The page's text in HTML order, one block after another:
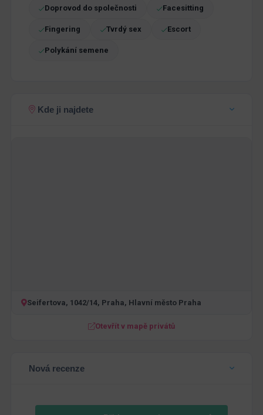
Doprovod do společnosti Facesitting
Fingering Tvrdý sex Escort
Polykání semene
Kde ji najdete
Seifertova, 1042/14, Praha, Hlavní město Praha
Otevřít v mapě privátů
Nová recenze